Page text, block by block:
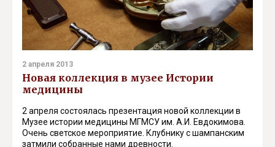
2 апреля 2013
Новая коллекция в музее Истории
медицины
2 апреля состоялась презентация новой коллекции в
Музее истории медицины МГМСУ им. А.И. Евдокимова.
Очень светское мероприятие. Клубнику с шампанским
затмили собранные нами древности.